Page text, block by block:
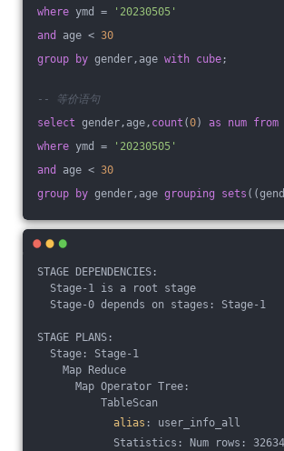
where ymd =
'20230505'
and
age < 30
group
by gender,age with cube;
-- 等价语句
select gender,age, count (0) as num from
where ymd =
'20230505'
and
age < 30
group
by gender,age grouping sets
STAGE DEPENDENCIES:
Stage-1 is a root stage
Stage-0 depends on stages: Stage-1
STAGE PLANS:
Stage: Stage-1
Map Reduce
Map Operator Tree:
TableScan
alias : user_info_all
Statistics: Num rows: 32634295